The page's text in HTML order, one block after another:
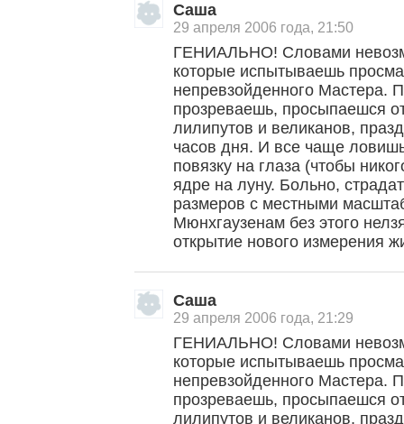
Саша
29 апреля 2006 года, 21:50
ГЕНИАЛЬНО! Словами
которые испытываешь
непревзойденного Мастера.
прозреваешь, просыпаешся
лилипутов и великанов,
часов дня. И все чаще
повязку на глаза (чтобы
ядре на луну. Больно,
размеров с местными
Мюнхгаузенам без этого
открытие нового измерения
Саша
29 апреля 2006 года, 21:29
ГЕНИАЛЬНО! Словами
которые испытываешь
непревзойденного Мастера.
прозреваешь, просыпаешся
лилипутов и великанов,